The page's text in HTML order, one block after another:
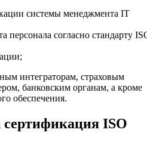
системы менеджмента IT
персонала согласно стандарту
интеграторам, страховым
банковским органам, а кроме
обеспечения.
сертификация ISO